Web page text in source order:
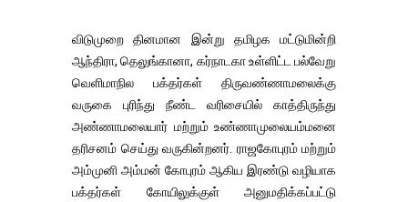
விடுமுறை தினமான இன்று தமிழக மட்டுமின்றி
ஆந்திரா, தெலுங்கானா, கர்நாடகா உள்ளிட்ட பல்வேறு
வெளிமாநில பக்தர்கள் திருவண்ணாமலைக்கு
வருகை புரிந்து நீண்ட வரிசையில் காத்திருந்து
அண்ணாமலையார் மற்றும் உண்ணாமுலையம்மனை
தரிசனம் செய்து வருகின்றனர். ராஜகோபுரம் மற்றும்
அம்முனி அம்மன் கோபுரம் ஆகிய இரண்டு வழியாக
பக்தர்கள் கோயிலுக்குள் அனுமதிக்கப்பட்டு